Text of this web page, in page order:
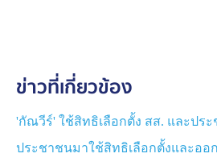
ใครไว้ข้างหลังแน่นอน
ข่าวที่เกี่ยวข้อง
'กัณวีร์' ใช้สิทธิเลือกตั้ง สส. และปร
ประชาชนมาใช้สิทธิเลือกตั้งและออ